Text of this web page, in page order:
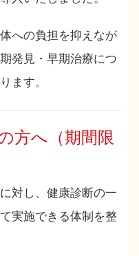
への負担を抑えなが
発見・早期治療につ
ます。
方へ（期間限
対し、健康診断の一
実施できる体制を整